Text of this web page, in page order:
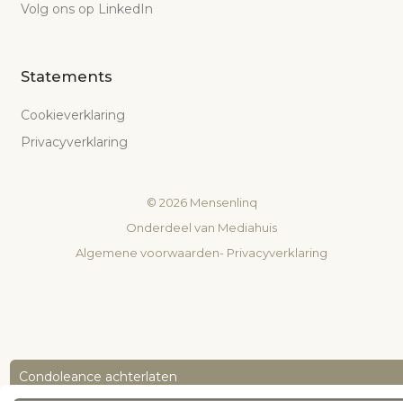
Condoleance achterlaten
Volg ons op LinkedIn
Statements
Cookieverklaring
Privacyverklaring
© 2026Mensenlinq
Onderdeel van Mediahuis
Algemene voorwaarden- Privacyverklaring